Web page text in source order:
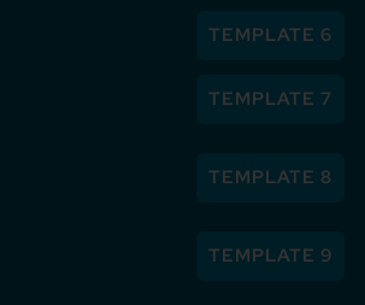
TEMPLATE 6
TEMPLATE 7
TEMPLATE 8
TEMPLATE 9